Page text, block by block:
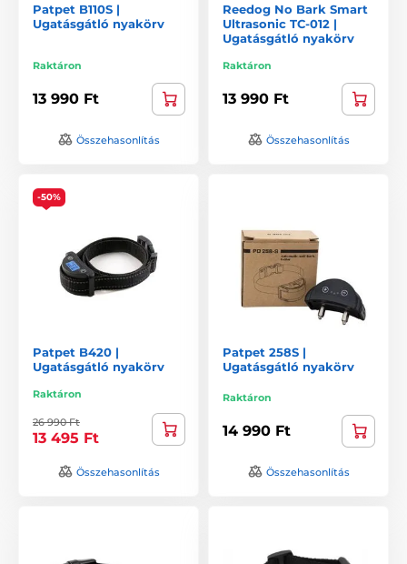
Patpet B110S |
Ugatásgátló nyakörv
Raktáron
13 990 Ft
Összehasonlítás
Reedog No Bark Smart
Ultrasonic TC-012 |
Ugatásgátló nyakörv
Raktáron
13 990 Ft
Összehasonlítás
-50%
Patpet B420 |
Ugatásgátló nyakörv
Raktáron
26 990 Ft
13 495 Ft
Összehasonlítás
Patpet 258S |
Ugatásgátló nyakörv
Raktáron
14 990 Ft
Összehasonlítás